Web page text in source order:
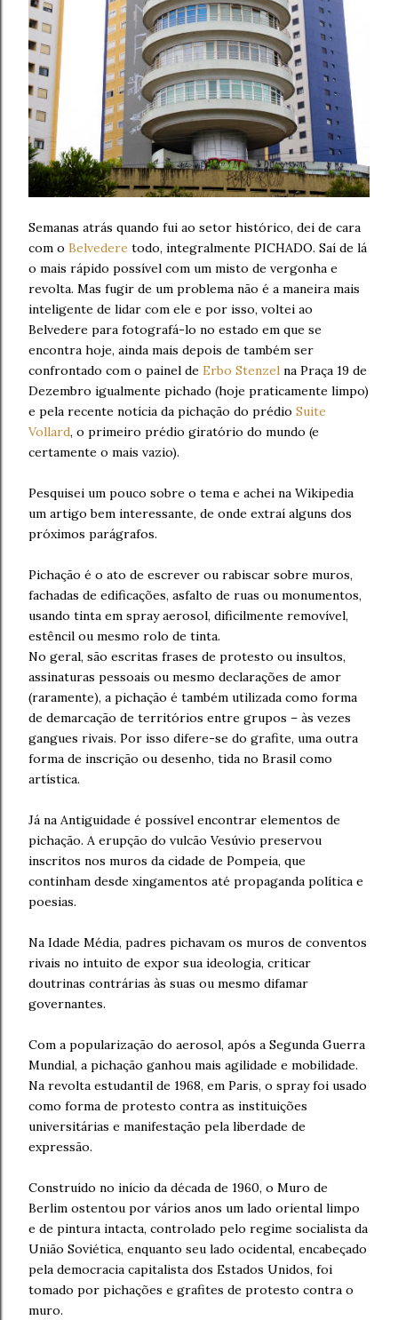
Semanas atrás quando fui ao setor histórico, dei de cara
com o Belvedere todo, integralmente PICHADO. Saí de lá
o mais rápido possível com um misto de vergonha e
revolta. Mas fugir de um problema não é a maneira mais
inteligente de lidar com ele e por isso, voltei ao
Belvedere para fotografá-lo no estado em que se
encontra hoje, ainda mais depois de também ser
confrontado com o painel de Erbo Stenzel na Praça 19 de
Dezembro igualmente pichado (hoje praticamente limpo)
e pela recente notícia da pichação do prédio Suite
Vollard, o primeiro prédio giratório do mundo (e
certamente o mais vazio).
Pesquisei um pouco sobre o tema e achei na Wikipedia
um artigo bem interessante, de onde extraí alguns dos
próximos parágrafos.
Pichação é o ato de escrever ou rabiscar sobre muros,
fachadas de edificações, asfalto de ruas ou monumentos,
usando tinta em spray aerosol, dificilmente removível,
estêncil ou mesmo rolo de tinta.
No geral, são escritas frases de protesto ou insultos,
assinaturas pessoais ou mesmo declarações de amor
(raramente), a pichação é também utilizada como forma
de demarcação de territórios entre grupos – às vezes
gangues rivais. Por isso difere-se do grafite, uma outra
forma de inscrição ou desenho, tida no Brasil como
artística.
Já na Antiguidade é possível encontrar elementos de
pichação. A erupção do vulcão Vesúvio preservou
inscritos nos muros da cidade de Pompeia, que
continham desde xingamentos até propaganda política e
poesias.
Na Idade Média, padres pichavam os muros de conventos
rivais no intuito de expor sua ideologia, criticar
doutrinas contrárias às suas ou mesmo difamar
governantes.
Com a popularização do aerosol, após a Segunda Guerra
Mundial, a pichação ganhou mais agilidade e mobilidade.
Na revolta estudantil de 1968, em Paris, o spray foi usado
como forma de protesto contra as instituições
universitárias e manifestação pela liberdade de
expressão.
Construído no início da década de 1960, o Muro de
Berlim ostentou por vários anos um lado oriental limpo
e de pintura intacta, controlado pelo regime socialista da
União Soviética, enquanto seu lado ocidental, encabeçado
pela democracia capitalista dos Estados Unidos, foi
tomado por pichações e grafites de protesto contra o
muro.